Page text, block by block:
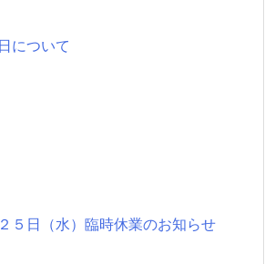
について
５日（水）臨時休業のお知らせ